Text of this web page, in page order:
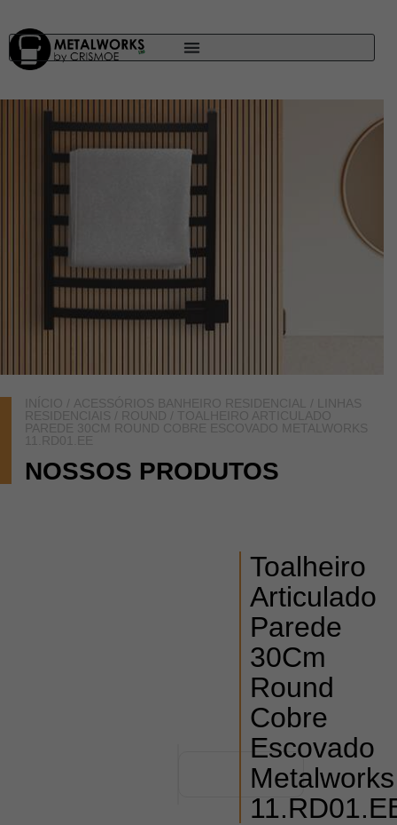
INÍCIO / ACESSÓRIOS BANHEIRO RESIDENCIAL /
LINHAS
RESIDENCIAIS / ROUND / TOALHEIRO ARTICULADO
PAREDE 30CM ROUND COBRE ESCOVADO METALWORKS
11.RD01.EE
NOSSOS PRODUTOS
Toalheiro
Articulado
Parede
30Cm
Round
Cobre
Escovado
Metalworks